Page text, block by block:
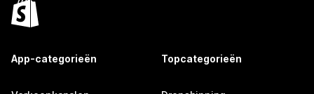
App-categorieën Topcategorieën